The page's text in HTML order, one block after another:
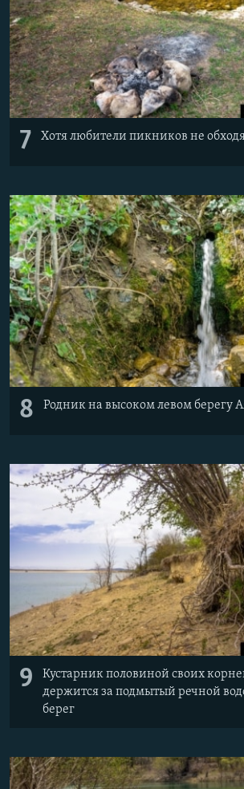
7 Хотя любители пикников не
8 Родник на высоком левом берегу
9
Кустарник половиной своих
держится за подмытый речной
берег